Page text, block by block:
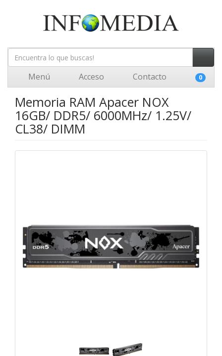
Menú Acceso Contacto 0
Memoria RAM Apacer NOX
16GB/ DDR5/ 6000MHz/ 1.25V/
CL38/ DIMM